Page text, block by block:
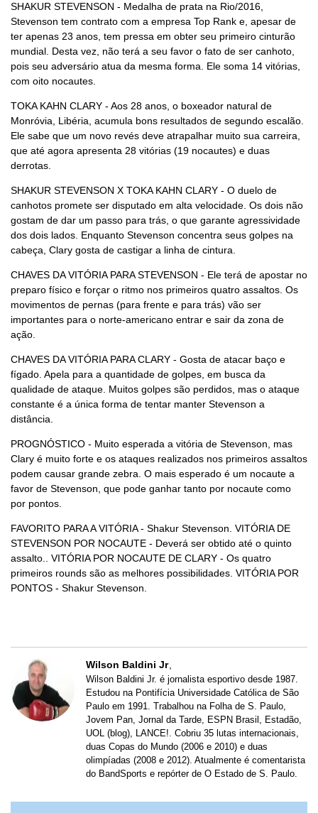
SHAKUR STEVENSON - Medalha de prata na Rio/2016,
Stevenson tem contrato com a empresa Top Rank e, apesar de
ter apenas 23 anos, tem pressa em obter seu primeiro cinturão
mundial. Desta vez, não terá a seu favor o fato de ser canhoto,
pois seu adversário atua da mesma forma. Ele soma 14 vitórias,
com oito nocautes.
TOKA KAHN CLARY - Aos 28 anos, o boxeador natural de
Monróvia, Libéria, acumula bons resultados de segundo escalão.
Ele sabe que um novo revés deve atrapalhar muito sua carreira,
que até agora apresenta 28 vitórias (19 nocautes) e duas
derrotas.
SHAKUR STEVENSON X TOKA KAHN CLARY - O duelo de
canhotos promete ser disputado em alta velocidade. Os dois não
gostam de dar um passo para trás, o que garante agressividade
dos dois lados. Enquanto Stevenson concentra seus golpes na
cabeça, Clary gosta de castigar a linha de cintura.
CHAVES DA VITÓRIA PARA STEVENSON - Ele terá de apostar no
preparo físico e forçar o ritmo nos primeiros quatro assaltos. Os
movimentos de pernas (para frente e para trás) vão ser
importantes para o norte-americano entrar e sair da zona de
ação.
CHAVES DA VITÓRIA PARA CLARY - Gosta de atacar baço e
fígado. Apela para a quantidade de golpes, em busca da
qualidade de ataque. Muitos golpes são perdidos, mas o ataque
constante é a única forma de tentar manter Stevenson a
distância.
PROGNÓSTICO - Muito esperada a vitória de Stevenson, mas
Clary é muito forte e os ataques realizados nos primeiros assaltos
podem causar grande zebra. O mais esperado é um nocaute a
favor de Stevenson, que pode ganhar tanto por nocaute como
por pontos.
FAVORITO PARA A VITÓRIA - Shakur Stevenson. VITÓRIA DE
STEVENSON POR NOCAUTE - Deverá ser obtido até o quinto
assalto.. VITÓRIA POR NOCAUTE DE CLARY - Os quatro
primeiros rounds são as melhores possibilidades. VITÓRIA POR
PONTOS - Shakur Stevenson.
Wilson Baldini Jr
Wilson Baldini Jr. é jornalista esportivo desde 1987.
Estudou na Pontifícia Universidade Católica de São
Paulo em 1991. Trabalhou na Folha de S. Paulo,
Jovem Pan, Jornal da Tarde, ESPN Brasil, Estadão,
UOL (blog), LANCE!. Cobriu 35 lutas internacionais,
duas Copas do Mundo (2006 e 2010) e duas
olimpíadas (2008 e 2012). Atualmente é comentarista
do BandSports e repórter de O Estado de S. Paulo.